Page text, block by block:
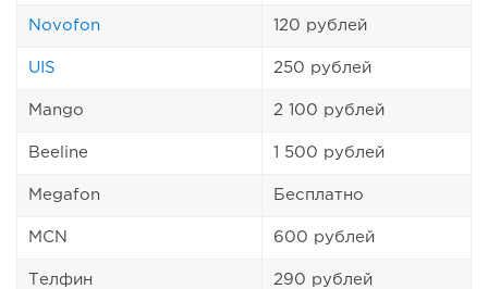
Novofon 120 рублей
UIS 250 рублей
Mango 2 100 рублей
Beeline 1 500 рублей
Megafon Бесплатно
MCN 600 рублей
Телфин 290 рублей